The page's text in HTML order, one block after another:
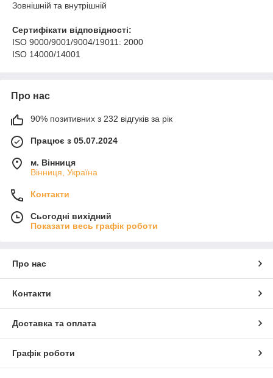
Зовнішній та внутрішній
Сертифікати відповідності:
ISO 9000/9001/9004/19011: 2000
ISO 14000/14001
Про нас
90% позитивних з 232 відгуків за рік
Працює з 05.07.2024
м. Вінниця
Вінниця, Україна
Контакти
Сьогодні вихідний
Показати весь графік роботи
Про нас
Контакти
Доставка та оплата
Графік роботи